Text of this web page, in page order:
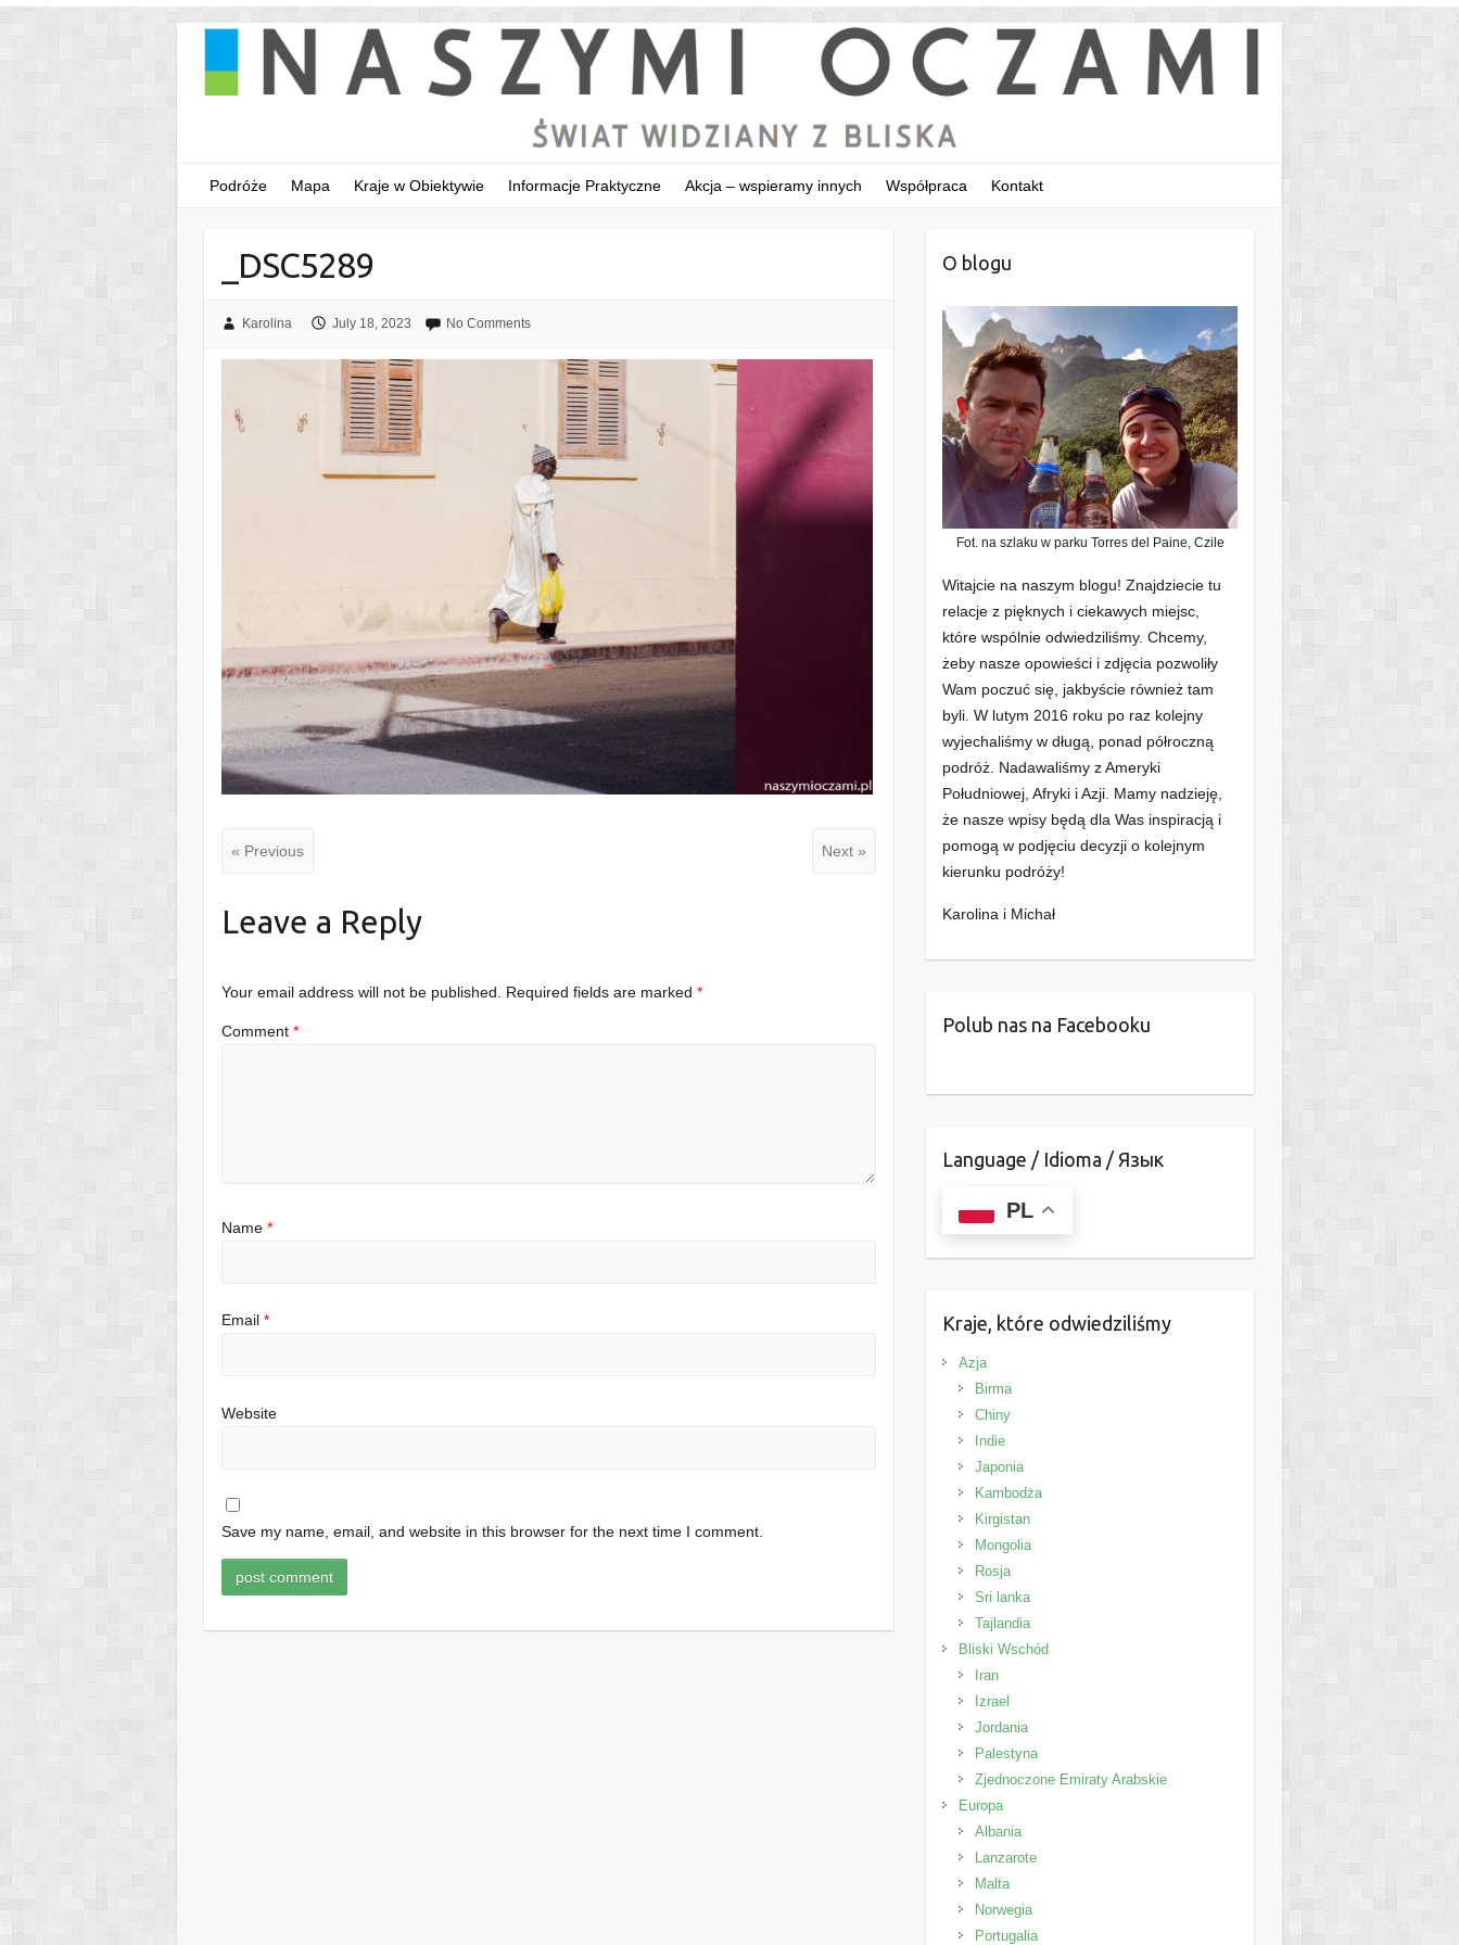
Podróże Mapa Kraje w Obiektywie Informacje Praktyczne Akcja – wspieramy innych Współpraca Kontakt
_DSC5289
Karolina July 18, 2023 No Comments
« Previous Next »
Leave a Reply
Your email address will not be published. Required fields are marked*
Comment*
Name*
Email*
Website
Save my name, email, and website in this browser for the next time I comment.
O blogu
Fot. na szlaku w parku Torres del Paine, Czile
Witajcie na naszym blogu! Znajdziecie tu
relacje z pięknych i ciekawych miejsc,
które wspólnie odwiedziliśmy. Chcemy,
żeby nasze opowieści i zdjęcia pozwoliły
Wam poczuć się, jakbyście również tam
byli. W lutym 2016 roku po raz kolejny
wyjechaliśmy w długą, ponad półroczną
podróż. Nadawaliśmy z Ameryki
Południowej, Afryki i Azji. Mamy nadzieję,
że nasze wpisy będą dla Was inspiracją i
pomogą w podjęciu decyzji o kolejnym
kierunku podróży!
Karolina i Michał
Polub nas na Facebooku
Language / Idioma / Язык
PL
Kraje, które odwiedziliśmy
Azja
Birma
Chiny
Indie
Japonia
Kambodża
Kirgistan
Mongolia
Rosja
Sri lanka
Tajlandia
Bliski Wschód
Iran
Izrael
Jordania
Palestyna
Zjednoczone Emiraty Arabskie
Europa
Albania
Lanzarote
Malta
Norwegia
Portugalia